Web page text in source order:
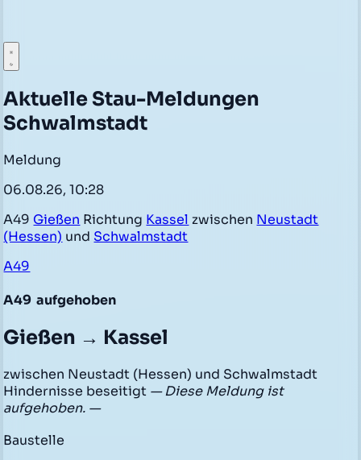
Aktuelle Stau-Meldungen
Schwalmstadt
Meldung
06.08.26, 10:28
A49 Gießen Richtung Kassel zwischen Neustadt
(Hessen) und Schwalmstadt
A49
A49 aufgehoben
Gießen → Kassel
zwischen Neustadt (Hessen) und Schwalmstadt
Hindernisse beseitigt — Diese Meldung ist
aufgehoben. —
Baustelle